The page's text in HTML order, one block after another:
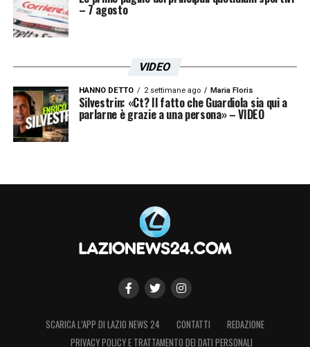
– 7 agosto
VIDEO
HANNO DETTO 2 settimane ago Maria Floris
Silvestrin: «Ct? Il fatto che Guardiola sia qui a
parlarne è grazie a una persona» – VIDEO
SCARICA L’APP DI LAZIO NEWS 24 CONTATTI
REDAZIONE
PRIVACY POLICY E TRATTAMENTO DEI DATI PERSONALI